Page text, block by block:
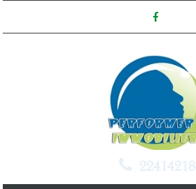
22414218